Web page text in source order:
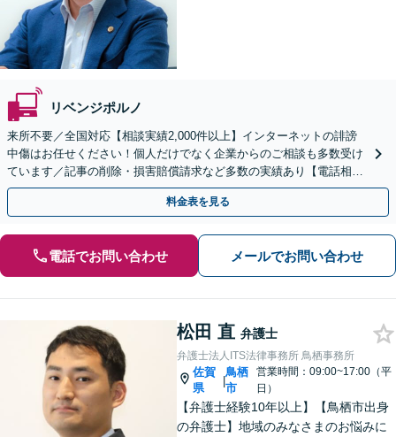
リベンジポルノ
来所不要／全国対応【相談実績2,000件以上】インターネットの誹謗
中傷はお任せください！個人だけでなく企業からのご相談も多数受け
ています／記事の削除・損害賠償請求など多数の実績あり【電話相談
可】【初回相談無料】【夜間休日面談可】
料金表を見る
電話でお問い合わせ メールでお問い合わせ
松田 直 弁護士
弁護士法人ITS法律事務所 鳥栖事務所
佐賀
県
|
鳥栖
市
営業時間：09:00~17:00（平
日）
【弁護士経験10年以上】【鳥栖市出身
の弁護士】地域のみなさまのお悩みに